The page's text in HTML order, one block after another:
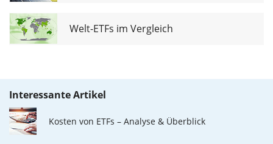
Welt-ETFs im Vergleich
Interessante Artikel
Kosten von ETFs – Analyse & Überblick